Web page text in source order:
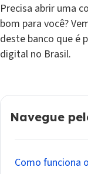
Precisa abrir uma
bom para você?
deste banco que é
digital no Brasil.
Navegue
Como funciona